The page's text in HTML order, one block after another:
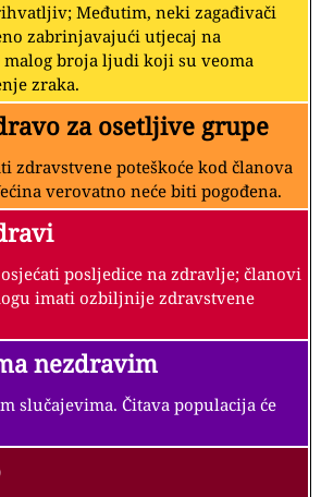
Međutim, neki zagađivači
zabrinjavajući utjecaj na
malog broja ljudi koji su veoma
zraka.
za osetljive grupe
zdravstvene poteškoće kod članova
verovatno neće biti pogođena.
posljedice na zdravlje; članovi
imati ozbiljnije zdravstvene
nezdravim
slučajevima. Čitava populacija će